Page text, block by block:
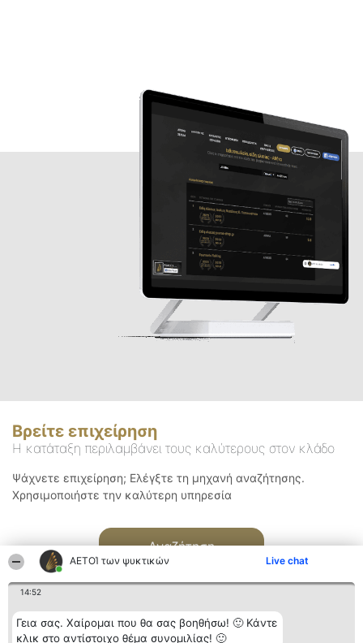
ΑΕΤΟΊ των ψυκτικών Live chat
14:52
Γεια σας. Χαίρομαι που θα σας βοηθήσω! 🙂 Κάντε
κλικ στο αντίστοιχο θέμα συνομιλίας! 🙂
Βρείτε επιχείρηση
Η κατάταξη περιλαμβάνει τους καλύτερους στον κλάδο
Ψάχνετε επιχείρηση; Ελέγξτε τη μηχανή αναζήτησης.
Χρησιμοποιήστε την καλύτερη υπηρεσία
Αναζήτηση